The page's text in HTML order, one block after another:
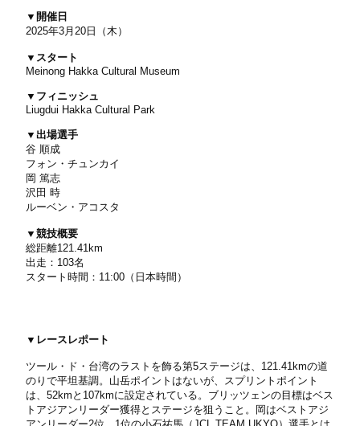
▼開催日
2025年3月20日（木）
▼スタート
Meinong Hakka Cultural Museum
▼フィニッシュ
Liugdui Hakka Cultural Park
▼出場選手
谷 順成
フォン・チュンカイ
岡 篤志
沢田 時
ルーベン・アコスタ
▼競技概要
総距離121.41km
出走：103名
スタート時間：11:00（日本時間）
▼レースレポート
ツール・ド・台湾のラストを飾る第5ステージは、121.41kmの道
のりで平坦基調。山岳ポイントはないが、スプリントポイント
は、52kmと107kmに設定されている。ブリッツェンの目標はベス
トアジアンリーダー獲得とステージを狙うこと。岡はベストアジ